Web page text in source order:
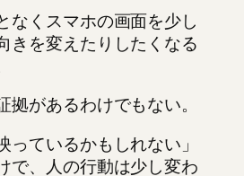
なくスマホの画面を少し
きを変えたりしたくなる
拠があるわけでもない。
っているかもしれない」
で、人の行動は少し変わ